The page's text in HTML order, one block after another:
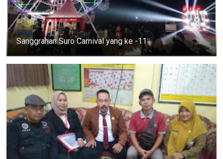
Sanggrahan Suro Carnival yang ke -11